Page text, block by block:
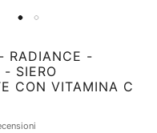
RADIANCE -
- SIERO
CON VITAMINA C
la valutazione è 4.6 su cinque